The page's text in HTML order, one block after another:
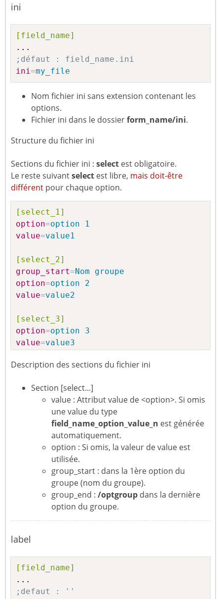
ini
[field_name]
;défaut : field_name.ini
ini=my_file
Nom fichier ini sans extension contenant les
options.
Fichier ini dans le dossierform_name/ini.
Structure du fichier ini
Sections du fichier ini : select est obligatoire.
Le reste suivantselect est libre, mais doit-être
différent pour chaque option.
[select_1]
option=option 1
value=value1
[select_2]
group_start=Nom groupe
option=option 2
value=value2
[select_3]
option=option 3
value=value3
[select_4]
option=option 4
=value4
[select_5]
option 5
=value5
[select_6]
option 6
=value6
...
Description des sections du fichier ini
Section [select...]
value : Attribut value de <option>. Si omis
une value du type
field_name _option_value_ n est générée
automatiquement.
option : Si omis, la valeur de value est
utilisée.
group_start : dans la 1ère option du
groupe (nom du groupe).
group_end :/optgroup dans la dernière
option du groupe.
label
[field_name]
;defaut : ''